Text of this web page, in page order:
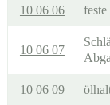
10 06 06
10 06 07
10 06 09